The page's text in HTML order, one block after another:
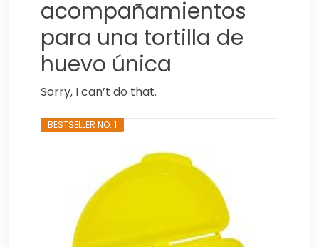
acompañamientos
para una tortilla de
huevo única
Sorry, I can’t do that.
BESTSELLER NO. 1